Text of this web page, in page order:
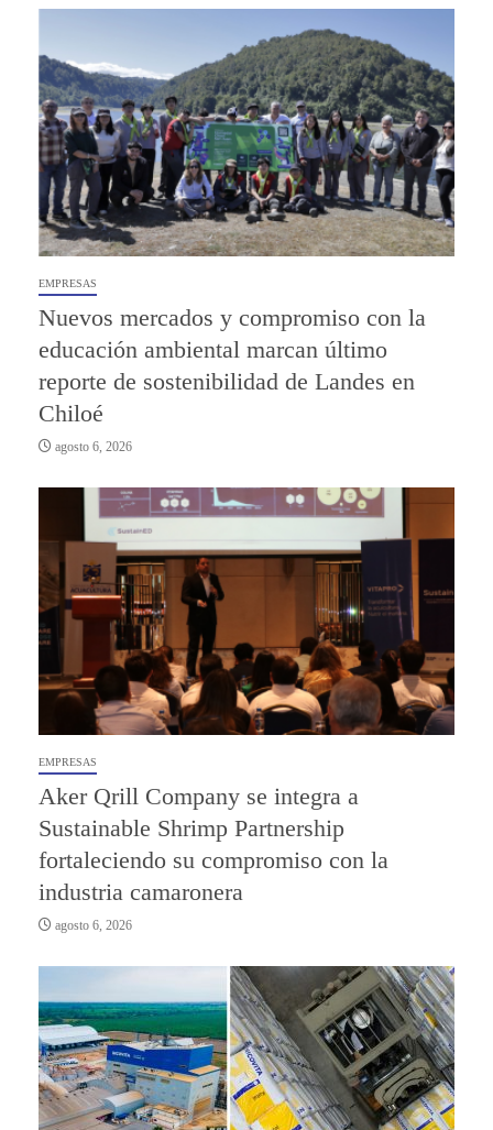
EMPRESAS
Nuevos mercados y compromiso con la
educación ambiental marcan último
reporte de sostenibilidad de Landes en
Chiloé
agosto 6, 2026
EMPRESAS
Aker Qrill Company se integra a
Sustainable Shrimp Partnership
fortaleciendo su compromiso con la
industria camaronera
agosto 6, 2026